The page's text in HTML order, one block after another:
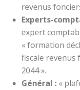
revenus
Experts-
expert
« formation
fiscale revenus
2044 ».
Général : «